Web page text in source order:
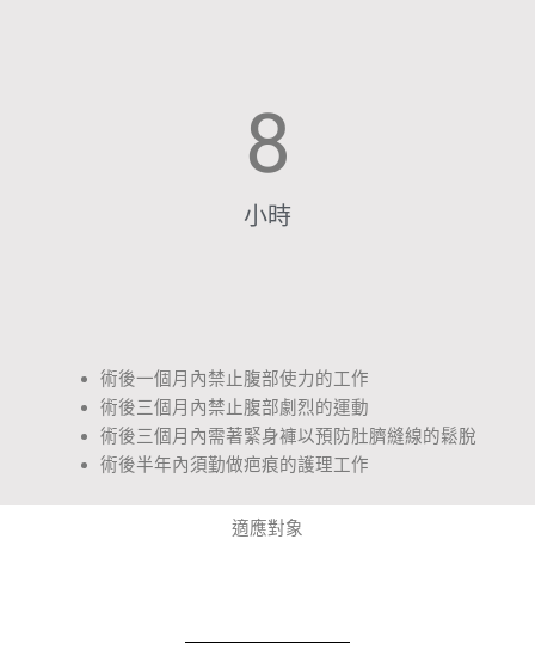
小時
8
術後一個月內禁止腹部使力的工作
術後三個月內禁止腹部劇烈的運動
術後三個月內需著緊身褲以預防肚臍縫線的鬆脫
術後半年內須勤做疤痕的護理工作
適應對象